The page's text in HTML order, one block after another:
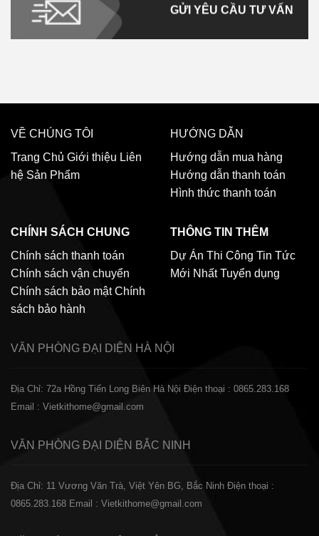
GỬI YÊU CẦU TƯ VẤN
VỀ CHÚNG TÔI
Trang Chủ Giới thiệu Liên
hệ Sản Phẩm
HƯỚNG DẪN
Hướng dẫn mua hàng
Hướng dẫn thanh toán
Hình thức thanh toán
CHÍNH SÁCH CHUNG
Chính sách thanh toán
Chính sách vận chuyển
Chính sách bảo mật Chính
sách bảo hành
THÔNG TIN THÊM
Dự Án Thi Công Tin Tức
Mới Nhất Tuyển dụng
VĂN PHÒNG ĐẠI DIỆN HÀ NỘI
Địa Chỉ: 72a Hồng Tiến Long Biên Hà Nội Điện thoại : 0865.283.168
Email : Vietkithome@gmail.com
VĂN PHÒNG ĐẠI DIỆN BẮC NINH
Địa Chỉ: 11 Vương Văn Trà, Việt Yên BG, Bắc Ninh Điện thoại :
0865.283.168 Email : Vietkithome@gmail.com